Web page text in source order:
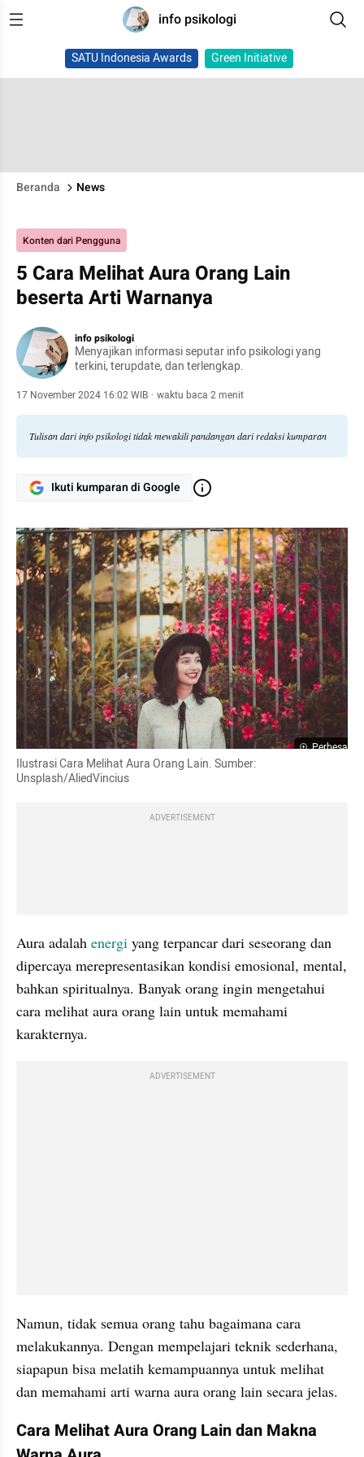
info psikologi
SATU Indonesia Awards Green Initiative
Beranda News
Konten dari Pengguna
5 Cara Melihat Aura Orang Lain
beserta Arti Warnanya
info psikologi
Menyajikan informasi seputar info psikologi yang
terkini, terupdate, dan terlengkap.
17 November 2024 16:02 WIB · waktu baca 2 menit
Tulisan dari info psikologi tidak mewakili pandangan dari redaksi kumparan
Ikuti kumparan di Google
Perbesar
Ilustrasi Cara Melihat Aura Orang Lain. Sumber:
Unsplash/AliedVincius
ADVERTISEMENT
Aura adalah energi yang terpancar dari seseorang dan
dipercaya merepresentasikan kondisi emosional, mental,
bahkan spiritualnya. Banyak orang ingin mengetahui
cara melihat aura orang lain untuk memahami
karakternya.
ADVERTISEMENT
Namun, tidak semua orang tahu bagaimana cara
melakukannya. Dengan mempelajari teknik sederhana,
siapapun bisa melatih kemampuannya untuk melihat
dan memahami arti warna aura orang lain secara jelas.
Cara Melihat Aura Orang Lain dan Makna